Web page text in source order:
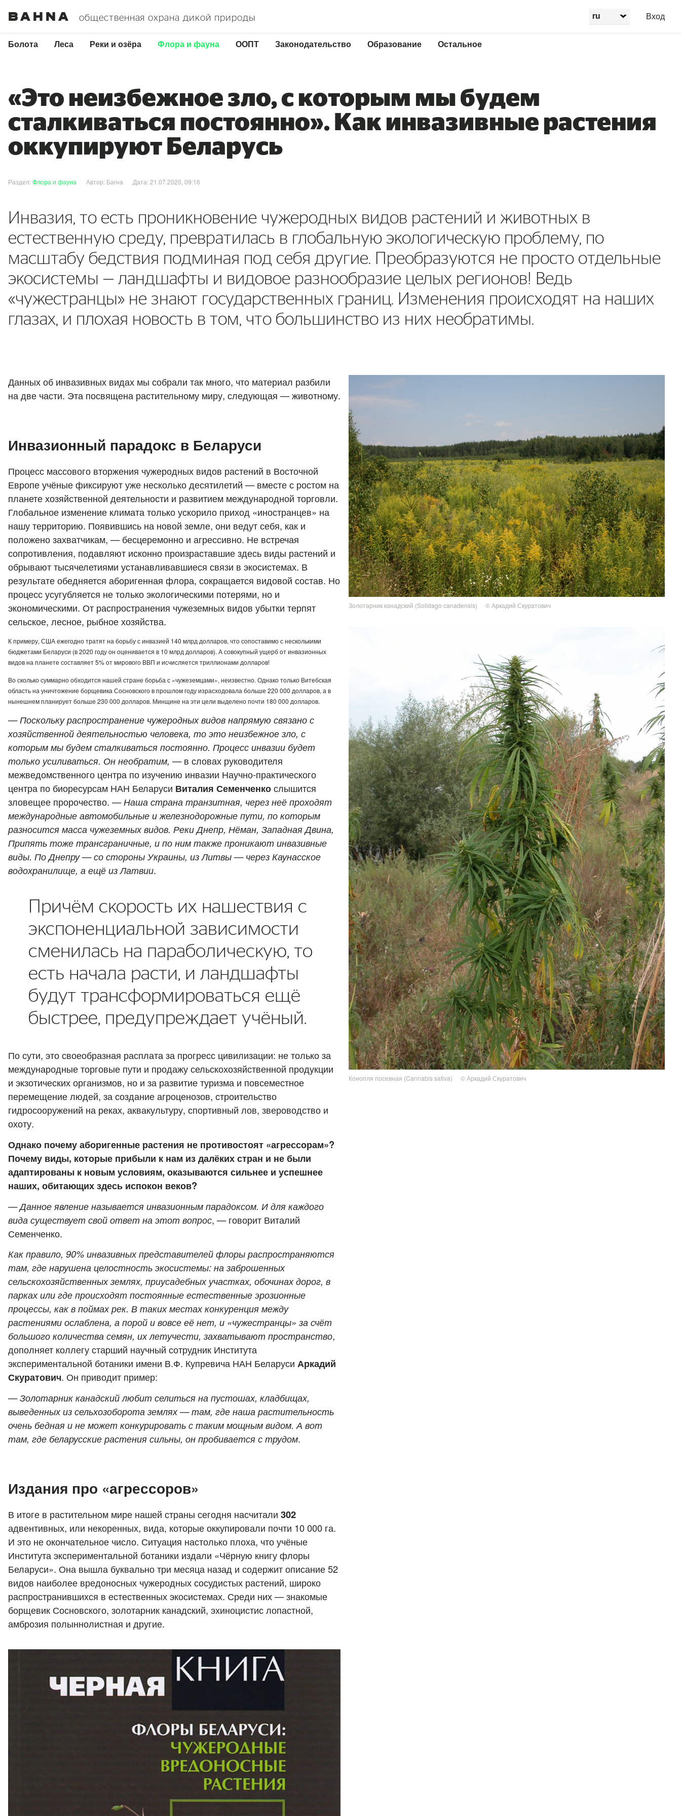
Bahna общественная охрана дикой природы Вход
Болота Леса Реки и озёра Флора и фауна ООПТ Законодательство Образование Остальное
«Это неизбежное зло, с которым мы будем
сталкиваться постоянно». Как инвазивные растения
оккупируют Беларусь
Раздел:Флора и фауна Автор: Багна Дата: 21.07.2020, 09:16
Инвазия, то есть проникновение чужеродных видов растений и животных в
естественную среду, превратилась в глобальную экологическую проблему, по
масштабу бедствия подминая под себя другие. Преобразуются не просто отдельные
экосистемы — ландшафты и видовое разнообразие целых регионов! Ведь
«чужестранцы» не знают государственных границ. Изменения происходят на наших
глазах, и плохая новость в том, что большинство из них необратимы.
Данных об инвазивных видах мы собрали так много, что материал разбили
на две части. Эта посвящена растительному миру, следующая — животному.
Инвазионный парадокс в Беларуси
Процесс массового вторжения чужеродных видов растений в Восточной
Европе учёные фиксируют уже несколько десятилетий — вместе с ростом на
планете хозяйственной деятельности и развитием международной торговли.
Глобальное изменение климата только ускорило приход «иностранцев» на
нашу территорию. Появившись на новой земле, они ведут себя, как и
положено захватчикам, — бесцеремонно и агрессивно. Не встречая
сопротивления, подавляют исконно произраставшие здесь виды растений и
обрывают тысячелетиями устанавливавшиеся связи в экосистемах. В
результате обедняется аборигенная флора, сокращается видовой состав. Но
процесс усугубляется не только экологическими потерями, но и
экономическими. От распространения чужеземных видов убытки терпят
сельское, лесное, рыбное хозяйства.
К примеру, США ежегодно тратят на борьбу с инвазией 140 млрд долларов, что сопоставимо с несколькими
бюджетами Беларуси (в 2020 году он оценивается в 10 млрд долларов). А совокупный ущерб от инвазионных
видов на планете составляет 5% от мирового ВВП и исчисляется триллионами долларов!
Во сколько суммарно обходится нашей стране борьба с «чужеземцами», неизвестно. Однако только Витебская
область на уничтожение борщевика Сосновского в прошлом году израсходовала больше 220 000 долларов, а в
нынешнем планирует больше 230 000 долларов. Минщине на эти цели выделено почти 180 000 долларов.
—Поскольку распространение чужеродных видов напрямую связано с
хозяйственной деятельностью человека, то это неизбежное зло, с
которым мы будем сталкиваться постоянно. Процесс инвазии будет
только усиливаться. Он необратим, — в словах руководителя
межведомственного центра по изучению инвазии Научно-практического
центра по биоресурсам НАН Беларуси Виталия Семенченкослышится
зловещее пророчество. —Наша страна транзитная, через неё проходят
международные автомобильные и железнодорожные пути, по которым
разносится масса чужеземных видов. Реки Днепр, Нёман, Западная Двина,
Припять тоже трансграничные, и по ним также проникают инвазивные
виды. По Днепру — со стороны Украины, из Литвы — через Каунасское
водохранилище, а ещё из Латвии.
Причём скорость их нашествия с
экспоненциальной зависимости
сменилась на параболическую, то
есть начала расти, и ландшафты
будут трансформироваться ещё
быстрее, предупреждает учёный.
По сути, это своеобразная расплата за прогресс цивилизации: не только за
международные торговые пути и продажу сельскохозяйственной продукции
и экзотических организмов, но и за развитие туризма и повсеместное
перемещение людей, за создание агроценозов, строительство
гидросооружений на реках, аквакультуру, спортивный лов, звероводство и
охоту.
Однако почему аборигенные растения не противостоят «агрессорам»?
Почему виды, которые прибыли к нам из далёких стран и не были
адаптированы к новым условиям, оказываются сильнее и успешнее
наших, обитающих здесь испокон веков?
—Данное явление называется инвазионным парадоксом. И для каждого
вида существует свой ответ на этот вопрос, — говорит Виталий
Семенченко.
Как правило, 90% инвазивных представителей флоры распространяются
там, где нарушена целостность экосистемы: на заброшенных
сельскохозяйственных землях, приусадебных участках, обочинах дорог, в
парках или где происходят постоянные естественные эрозионные
процессы, как в поймах рек. В таких местах конкуренция между
растениями ослаблена, а порой и вовсе её нет, и «чужестранцы» за счёт
большого количества семян, их летучести, захватывают пространство,
дополняет коллегу старший научный сотрудник Института
экспериментальной ботаники имени В.Ф. Купревича НАН Беларуси Аркадий
Скуратович. Он приводит пример:
—Золотарник канадский любит селиться на пустошах, кладбищах,
выведенных из сельхозоборота землях — там, где наша растительность
очень бедная и не может конкурировать с таким мощным видом. А вот
там, где беларусские растения сильны, он пробивается с трудом.
Издания про «агрессоров»
В итоге в растительном мире нашей страны сегодня насчитали 302
адвентивных, или некоренных, вида, которые оккупировали почти 10 000 га.
И это не окончательное число. Ситуация настолько плоха, что учёные
Института экспериментальной ботаники издали «Чёрную книгу флоры
Беларуси». Она вышла буквально три месяца назад и содержит описание 52
видов наиболее вредоносных чужеродных сосудистых растений, широко
распространившихся в естественных экосистемах. Среди них — знакомые
борщевик Сосновского, золотарник канадский, эхиноцистис лопастной,
амброзия полыннолистная и другие.
Золотарник канадский (Solidago сanadensis) © Аркадий Скуратович
Конопля посевная (Cannabis sativa) © Аркадий Скуратович